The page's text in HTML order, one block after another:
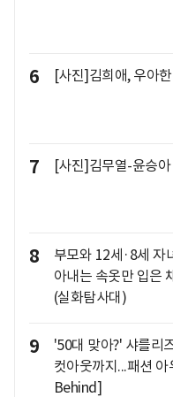
6 [사진]김희애, 우아
7 [사진]김무열-윤승
8
부모와 12세·8세 자
아내는 속옷만 입은
(실화탐사대)
9
'50대 맞아?' 샤를리
컷아웃까지...패션
Behind]